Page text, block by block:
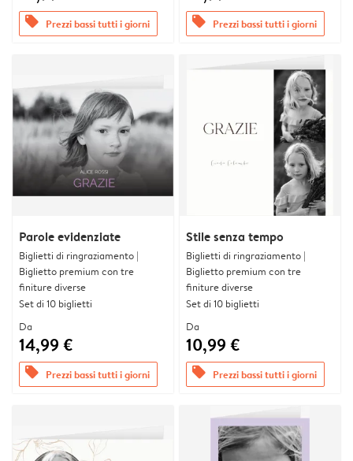
offers Prezzi bassi tutti i giorni offers Prezzi bassi tutti i giorni
Parole evidenziate
Biglietti di ringraziamento |
Biglietto premium con tre
finiture diverse
Set di 10 biglietti
Da
14,99 €
offers Prezzi bassi tutti i giorni
Stile senza tempo
Biglietti di ringraziamento |
Biglietto premium con tre
finiture diverse
Set di 10 biglietti
Da
10,99 €
offers Prezzi bassi tutti i giorni